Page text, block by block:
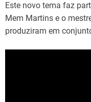
Este novo tema faz
Mem Martins e o
produziram em